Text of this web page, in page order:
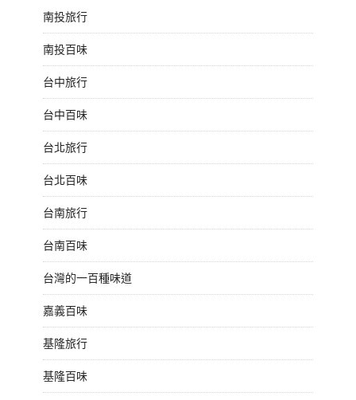
南投旅行
南投百味
台中旅行
台中百味
台北旅行
台北百味
台南旅行
台南百味
台灣的一百種味道
嘉義百味
基隆旅行
基隆百味